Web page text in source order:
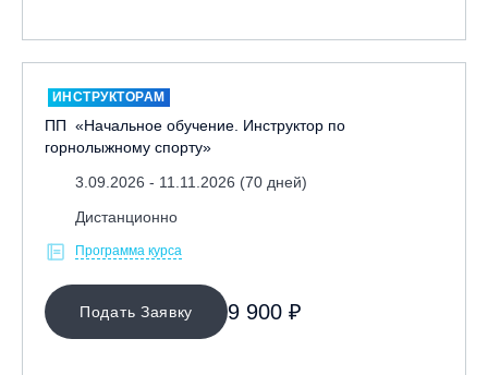
ИНСТРУКТОРАМ
ПП «Начальное обучение. Инструктор по
горнолыжному спорту»
3.09.2026 - 11.11.2026 (70 дней)
Дистанционно
Программа курса
Подать Заявку 9 900 ₽